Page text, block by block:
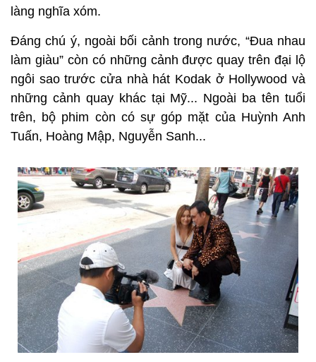
làng nghĩa xóm.
Đáng chú ý, ngoài bối cảnh trong nước, “Đua nhau
làm giàu” còn có những cảnh được quay trên đại lộ
ngôi sao trước cửa nhà hát Kodak ở Hollywood và
những cảnh quay khác tại Mỹ... Ngoài ba tên tuổi
trên, bộ phim còn có sự góp mặt của Huỳnh Anh
Tuấn, Hoàng Mập, Nguyễn Sanh...